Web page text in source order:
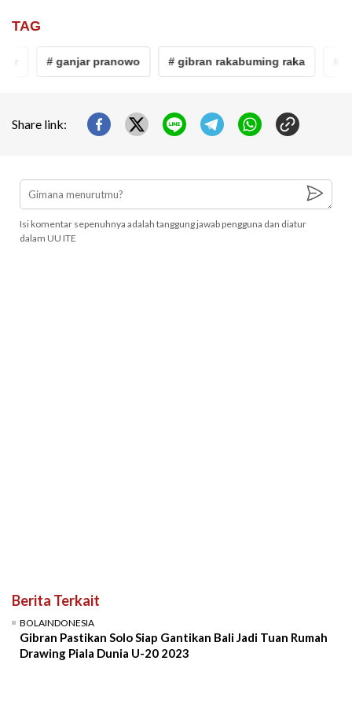
TAG
# ganjar pranowo # gibran rakabuming raka #
Share link:
Isi komentar sepenuhnya adalah tanggung jawab pengguna dan diatur
dalam UU ITE
Berita Terkait
BOLAINDONESIA
Gibran Pastikan Solo Siap Gantikan Bali Jadi Tuan Rumah
Drawing Piala Dunia U-20 2023